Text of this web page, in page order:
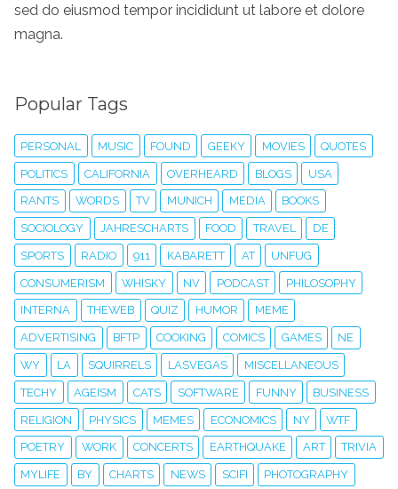
sed do eiusmod tempor incididunt ut labore et dolore
magna.
Popular Tags
PERSONAL MUSIC FOUND GEEKY MOVIES QUOTES
POLITICS CALIFORNIA OVERHEARD BLOGS USA
RANTS WORDS TV MUNICH MEDIA BOOKS
SOCIOLOGY JAHRESCHARTS FOOD TRAVEL DE
SPORTS RADIO 911 KABARETT AT UNFUG
CONSUMERISM WHISKY NV PODCAST PHILOSOPHY
INTERNA THEWEB QUIZ HUMOR MEME
ADVERTISING BFTP COOKING COMICS GAMES NE
WY LA SQUIRRELS LASVEGAS MISCELLANEOUS
TECHY AGEISM CATS SOFTWARE FUNNY BUSINESS
RELIGION PHYSICS MEMES ECONOMICS NY WTF
POETRY WORK CONCERTS EARTHQUAKE ART TRIVIA
MYLIFE BY CHARTS NEWS SCIFI PHOTOGRAPHY